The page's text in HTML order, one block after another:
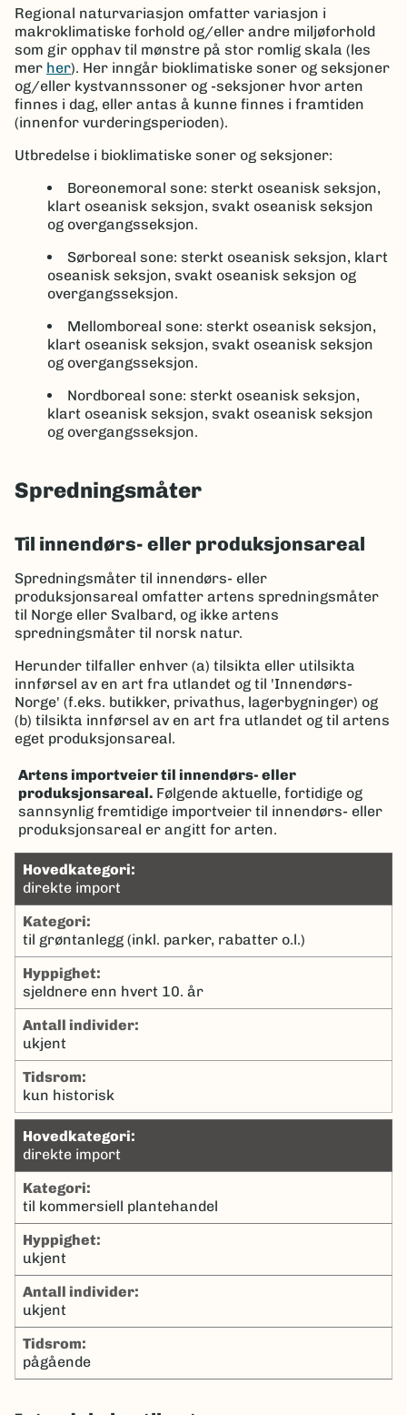
Regional naturvariasjon omfatter variasjon i
makroklimatiske forhold og/eller andre miljøforhold
som gir opphav til mønstre på stor romlig skala (les
mer her). Her inngår bioklimatiske soner og seksjoner
og/eller kystvannssoner og -seksjoner hvor arten
finnes i dag, eller antas å kunne finnes i framtiden
(innenfor vurderingsperioden).
Utbredelse i bioklimatiske soner og seksjoner:
Boreonemoral sone: sterkt oseanisk seksjon,
klart oseanisk seksjon, svakt oseanisk seksjon
og overgangsseksjon.
Sørboreal sone: sterkt oseanisk seksjon, klart
oseanisk seksjon, svakt oseanisk seksjon og
overgangsseksjon.
Mellomboreal sone: sterkt oseanisk seksjon,
klart oseanisk seksjon, svakt oseanisk seksjon
og overgangsseksjon.
Nordboreal sone: sterkt oseanisk seksjon,
klart oseanisk seksjon, svakt oseanisk seksjon
og overgangsseksjon.
Spredningsmåter
Til innendørs- eller produksjonsareal
Spredningsmåter til innendørs- eller
produksjonsareal omfatter artens spredningsmåter
til Norge eller Svalbard, og ikke artens
spredningsmåter til norsk natur.
Herunder tilfaller enhver (a) tilsikta eller utilsikta
innførsel av en art fra utlandet og til 'Innendørs-
Norge' (f.eks. butikker, privathus, lagerbygninger) og
(b) tilsikta innførsel av en art fra utlandet og til artens
eget produksjonsareal.
Artens importveier til innendørs- eller
produksjonsareal. Følgende aktuelle, fortidige og
sannsynlig fremtidige importveier til innendørs- eller
produksjonsareal er angitt for arten.
hovedkategori:
direkte import
kategori:
til grøntanlegg (inkl. parker, rabatter o.l.)
hyppighet:
sjeldnere enn hvert 10. år
antall individer:
ukjent
tidsrom:
kun historisk
hovedkategori:
direkte import
kategori:
til kommersiell plantehandel
hyppighet:
ukjent
antall individer:
ukjent
tidsrom:
pågående